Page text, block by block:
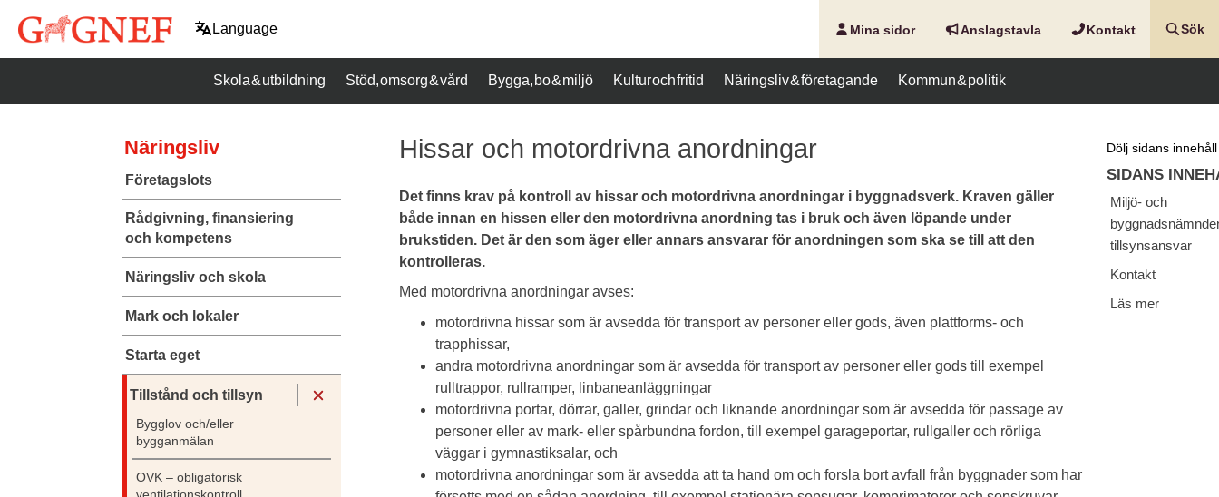
Language Mina sidor Anslags­tavla Kontakt Sök
Skola & utbildning Stöd, omsorg & vård Bygga, bo & miljö Kultur och fritid Näringsliv & företagande Kommun & politik
Näringsliv
Företagslots
Rådgivning, finansiering
och kompetens
Näringsliv och skola
Mark och lokaler
Starta eget
Tillstånd och tillsyn
Bygglov och/eller
bygganmälan
OVK – obligatorisk
Hissar och motordrivna anordningar
Det finns krav på kontroll av hissar och motordrivna anordningar i byggnadsverk. Kraven gäller
både innan en hissen eller den motordrivna anordning tas i bruk och även löpande under
brukstiden. Det är den som äger eller annars ansvarar för anordningen som ska se till att den
kontrolleras.
Med motordrivna anordningar avses:
motordrivna hissar som är avsedda för transport av personer eller gods, även plattforms- och
trapphissar,
andra motordrivna anordningar som är avsedda för transport av personer eller gods till exempel
rulltrappor, rullramper, linbaneanläggningar
motordrivna portar, dörrar, galler, grindar och liknande anordningar som är avsedda för passage av
personer eller av mark- eller spårbundna fordon, till exempel garageportar, rullgaller och rörliga
väggar i gymnastiksalar, och
motordrivna anordningar som är avsedda att ta hand om och forsla bort avfall från byggnader som har
Dölj sidans innehåll
SIDANS
Miljö- och
tillsynsansvar
Kontakt
Läs mer